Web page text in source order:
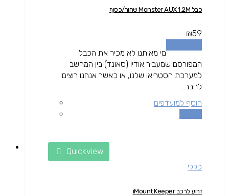
כבל Monster AUX 1.2M שחור/כסוף
₪59
מי מאיתנו לא מכיר את הכבל
המפורסם שמעביר אודיו (סאונד) בין המחשב
למערכת הסטריאו שלנו, או כאשר אנחנו רוצים
לחבר...
הוסף למועדפים
Quickview
כללי
זרוע לרכב iMount Keeper